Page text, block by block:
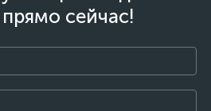
сейчас!